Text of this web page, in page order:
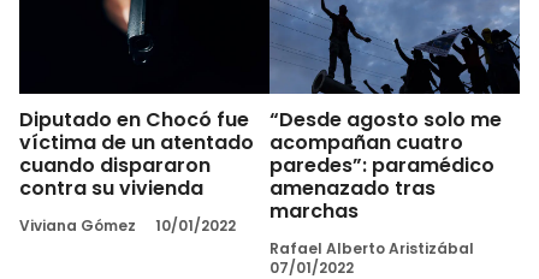
Diputado en Chocó fue
víctima de un atentado
cuando dispararon
contra su vivienda
Viviana Gómez 10/01/2022
“Desde agosto solo me
acompañan cuatro
paredes”: paramédico
amenazado tras
marchas
Rafael Alberto Aristizábal
07/01/2022